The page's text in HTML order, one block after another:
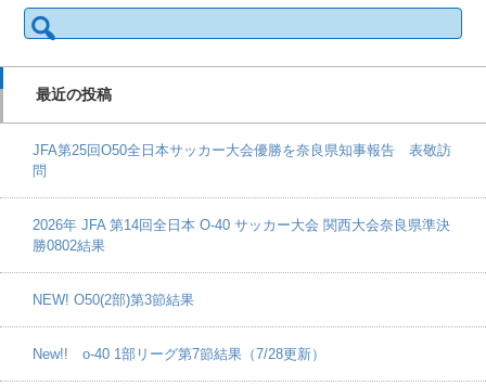
検
索:
最近の投稿
JFA第25回O50全日本サッカー大会優勝を奈良県知事報告 表敬訪
問
2026年 JFA 第14回全日本 O-40 サッカー大会 関西大会奈良県準決
勝0802結果
NEW! O50(2部)第3節結果
New!! o-40 1部リーグ第7節結果（7/28更新）